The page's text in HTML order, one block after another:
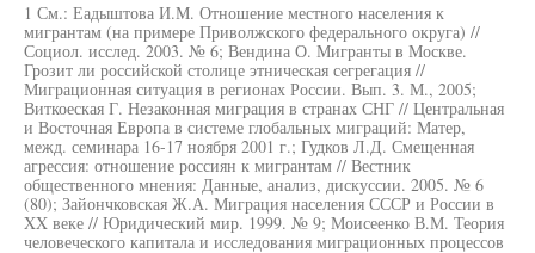
1 См.: Еадыштова И.М. Отношение местного населения к
мигрантам (на примере Приволжского федерального округа) //
Социол. исслед. 2003. № 6; Вендина О. Мигранты в Москве.
Грозит ли российской столице этническая сегрегация //
Миграционная ситуация в регионах России. Вып. 3. М., 2005;
Виткоеская Г. Незаконная миграция в странах СНГ // Центральная
и Восточная Европа в системе глобальных миграций: Матер,
межд. семинара 16-17 ноября 2001 г.; Гудков Л.Д. Смещенная
агрессия: отношение россиян к мигрантам // Вестник
общественного мнения: Данные, анализ, дискуссии. 2005. № 6
(80); Зайончковская Ж.А. Миграция населения СССР и России в
XX веке // Юридический мир. 1999. № 9; Моисеенко В.М. Теория
человеческого капитала и исследования миграционных процессов